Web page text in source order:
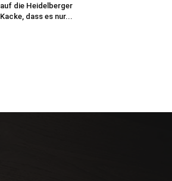
auf die Heidelberger
Kacke, dass es nur...